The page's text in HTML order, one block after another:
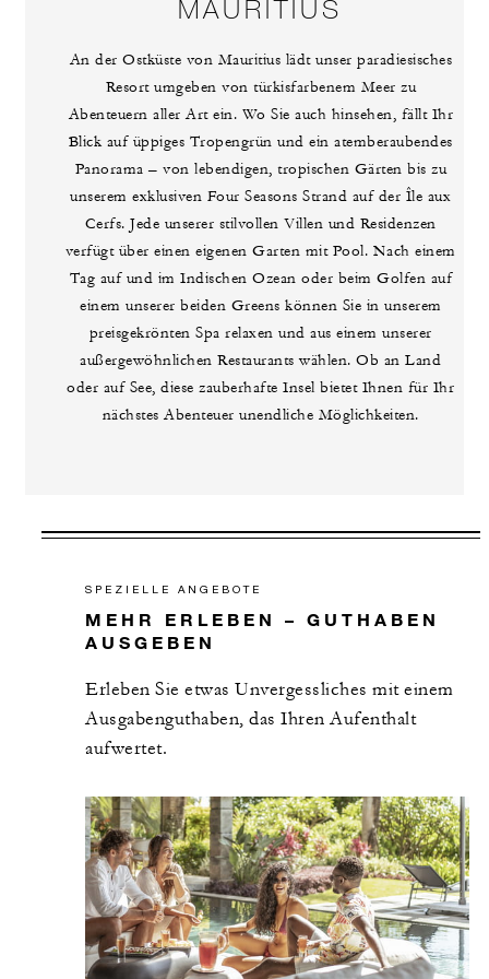
MAURITIUS
An der Ostküste von Mauritius lädt unser paradiesisches
Resort umgeben von türkisfarbenem Meer zu
Abenteuern aller Art ein. Wo Sie auch hinsehen, fällt Ihr
Blick auf üppiges Tropengrün und ein atemberaubendes
Panorama – von lebendigen, tropischen Gärten bis zu
unserem exklusiven Four Seasons Strand auf der Île aux
Cerfs. Jede unserer stilvollen Villen und Residenzen
verfügt über einen eigenen Garten mit Pool. Nach einem
Tag auf und im Indischen Ozean oder beim Golfen auf
einem unserer beiden Greens können Sie in unserem
preisgekrönten Spa relaxen und aus einem unserer
außergewöhnlichen Restaurants wählen. Ob an Land
oder auf See, diese zauberhafte Insel bietet Ihnen für Ihr
nächstes Abenteuer unendliche Möglichkeiten.
SPEZIELLE ANGEBOTE
MEHR ERLEBEN – GUTHABEN
AUSGEBEN
Erleben Sie etwas Unvergessliches mit einem
Ausgabenguthaben, das Ihren Aufenthalt
aufwertet.